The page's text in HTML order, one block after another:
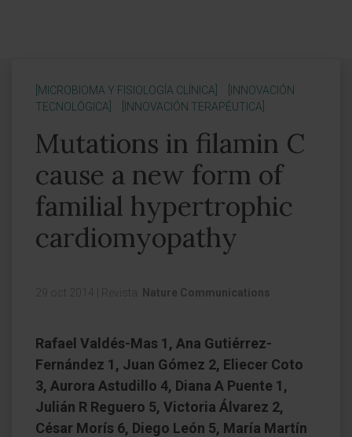
[MICROBIOMA Y FISIOLOGÍA CLÍNICA]
[INNOVACIÓN
TECNOLÓGICA]
[INNOVACIÓN TERAPÉUTICA]
Mutations in filamin C
cause a new form of
familial hypertrophic
cardiomyopathy
29 oct 2014 Revista: Nature Communications
Rafael Valdés-Mas 1, Ana Gutiérrez-
Fernández 1, Juan Gómez 2, Eliecer Coto
3, Aurora Astudillo 4, Diana A Puente 1,
Julián R Reguero 5, Victoria Álvarez 2,
César Morís 6, Diego León 5, María Martín